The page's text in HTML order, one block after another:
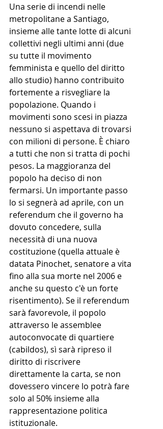
Una serie di incendi nelle
metropolitane a Santiago,
insieme alle tante lotte di alcuni
collettivi negli ultimi anni (due
su tutte il movimento
femminista e quello del diritto
allo studio) hanno contribuito
fortemente a risvegliare la
popolazione. Quando i
movimenti sono scesi in piazza
nessuno si aspettava di trovarsi
con milioni di persone. È chiaro
a tutti che non si tratta di pochi
pesos. La maggioranza del
popolo ha deciso di non
fermarsi. Un importante passo
lo si segnerà ad aprile, con un
referendum che il governo ha
dovuto concedere, sulla
necessità di una nuova
costituzione (quella attuale è
datata Pinochet, senatore a vita
fino alla sua morte nel 2006 e
anche su questo c'è un forte
risentimento). Se il referendum
sarà favorevole, il popolo
attraverso le assemblee
autoconvocate di quartiere
(cabildos), sì sarà ripreso il
diritto di riscrivere
direttamente la carta, se non
dovessero vincere lo potrà fare
solo al 50% insieme alla
rappresentazione politica
istituzionale.